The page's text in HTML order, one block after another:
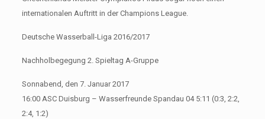
internationalen Auftritt in der Champions League.
Deutsche Wasserball-Liga 2016/2017
Nachholbegegung 2. Spieltag A-Gruppe
Sonnabend, den 7. Januar 2017
16:00 ASC Duisburg – Wasserfreunde Spandau 04 5:11 (0:3, 2:2,
2:4, 1:2)